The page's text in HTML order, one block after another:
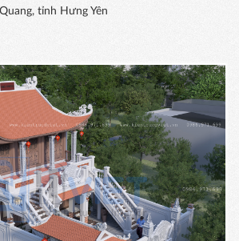
tỉnh Hưng Yên